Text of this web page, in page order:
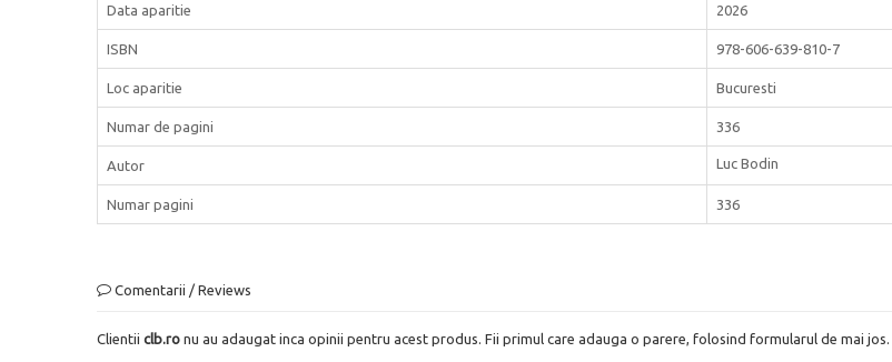
Data aparitie 2026
ISBN 978-606-639-810-7
Loc aparitie Bucuresti
Numar de pagini 336
Autor Luc Bodin
Numar pagini 336
Comentarii / Reviews
Clientii clb.ro nu au adaugat inca opinii pentru acest produs. Fii primul care adauga o parere, folosind formularul de mai jos.